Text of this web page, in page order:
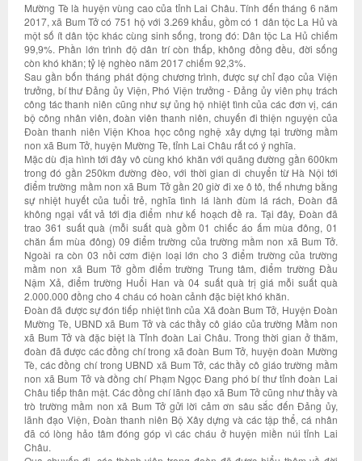
Mường Tè là huyện vùng cao của tỉnh Lai Châu. Tính đến tháng 6 năm
2017, xã Bum Tở có 751 hộ với 3.269 khẩu, gồm có 1 dân tộc La Hủ và
một số ít dân tộc khác cùng sinh sống, trong đó: Dân tộc La Hủ chiếm
99,9%. Phần lớn trình độ dân trí còn thấp, không đồng đều, đời sống
còn khó khăn; tỷ lệ nghèo năm 2017 chiếm 92,3%.
Sau gần bốn tháng phát động chương trình, được sự chỉ đạo của Viện
trưởng, bí thư Đảng ủy Viện, Phó Viện trưởng - Đảng ủy viên phụ trách
công tác thanh niên cũng như sự ủng hộ nhiệt tình của các đơn vị, cán
bộ công nhân viên, đoàn viên thanh niên, chuyến đi thiện nguyện của
Đoàn thanh niên Viện Khoa học công nghệ xây dựng tại trường mầm
non xã Bum Tở, huyện Mường Tè, tỉnh Lai Châu rất có ý nghĩa.
Mặc dù địa hình tới đây vô cùng khó khăn với quãng đường gần 600km
trong đó gần 250km đường đèo, với thời gian di chuyển từ Hà Nội tới
điểm trường mầm non xã Bum Tở gần 20 giờ đi xe ô tô, thế nhưng bằng
sự nhiệt huyết của tuổi trẻ, nghĩa tình lá lành đùm lá rách, Đoàn đã
không ngại vất vả tới địa điểm như kế hoạch đề ra. Tại đây, Đoàn đã
trao 361 suất quà (mỗi suất quà gồm 01 chiếc áo ấm mùa đông, 01
chăn ấm mùa đông) 09 điểm trường của trường mầm non xã Bum Tở.
Ngoài ra còn 03 nồi cơm điện loại lớn cho 3 điểm trường của trường
mầm non xã Bum Tở gồm điểm trường Trung tâm, điểm trường Đầu
Nậm Xả, điểm trường Huổi Han và 04 suất quà trị giá mỗi suất quà
2.000.000 đồng cho 4 cháu có hoàn cảnh đặc biệt khó khăn.
Đoàn đã được sự đón tiếp nhiệt tình của Xã đoàn Bum Tở, Huyện Đoàn
Mường Tè, UBND xã Bum Tở và các thầy cô giáo của trường Mầm non
xã Bum Tở và đặc biệt là Tỉnh đoàn Lai Châu. Trong thời gian ở thăm,
đoàn đã được các đồng chí trong xã đoàn Bum Tở, huyện đoàn Mường
Tè, các đồng chí trong UBND xã Bum Tở, các thầy cô giáo trường mầm
non xã Bum Tở và đồng chí Phạm Ngọc Đang phó bí thư tỉnh đoàn Lai
Châu tiếp thân mật. Các đồng chí lãnh đạo xã Bum Tở cũng như thầy và
trò trường mầm non xã Bum Tở gửi lời cảm ơn sâu sắc đến Đảng ủy,
lãnh đạo Viện, Đoàn thanh niên Bộ Xây dựng và các tập thể, cá nhân
đã có lòng hảo tâm đóng góp vì các cháu ở huyện miền núi tỉnh Lai
Châu.